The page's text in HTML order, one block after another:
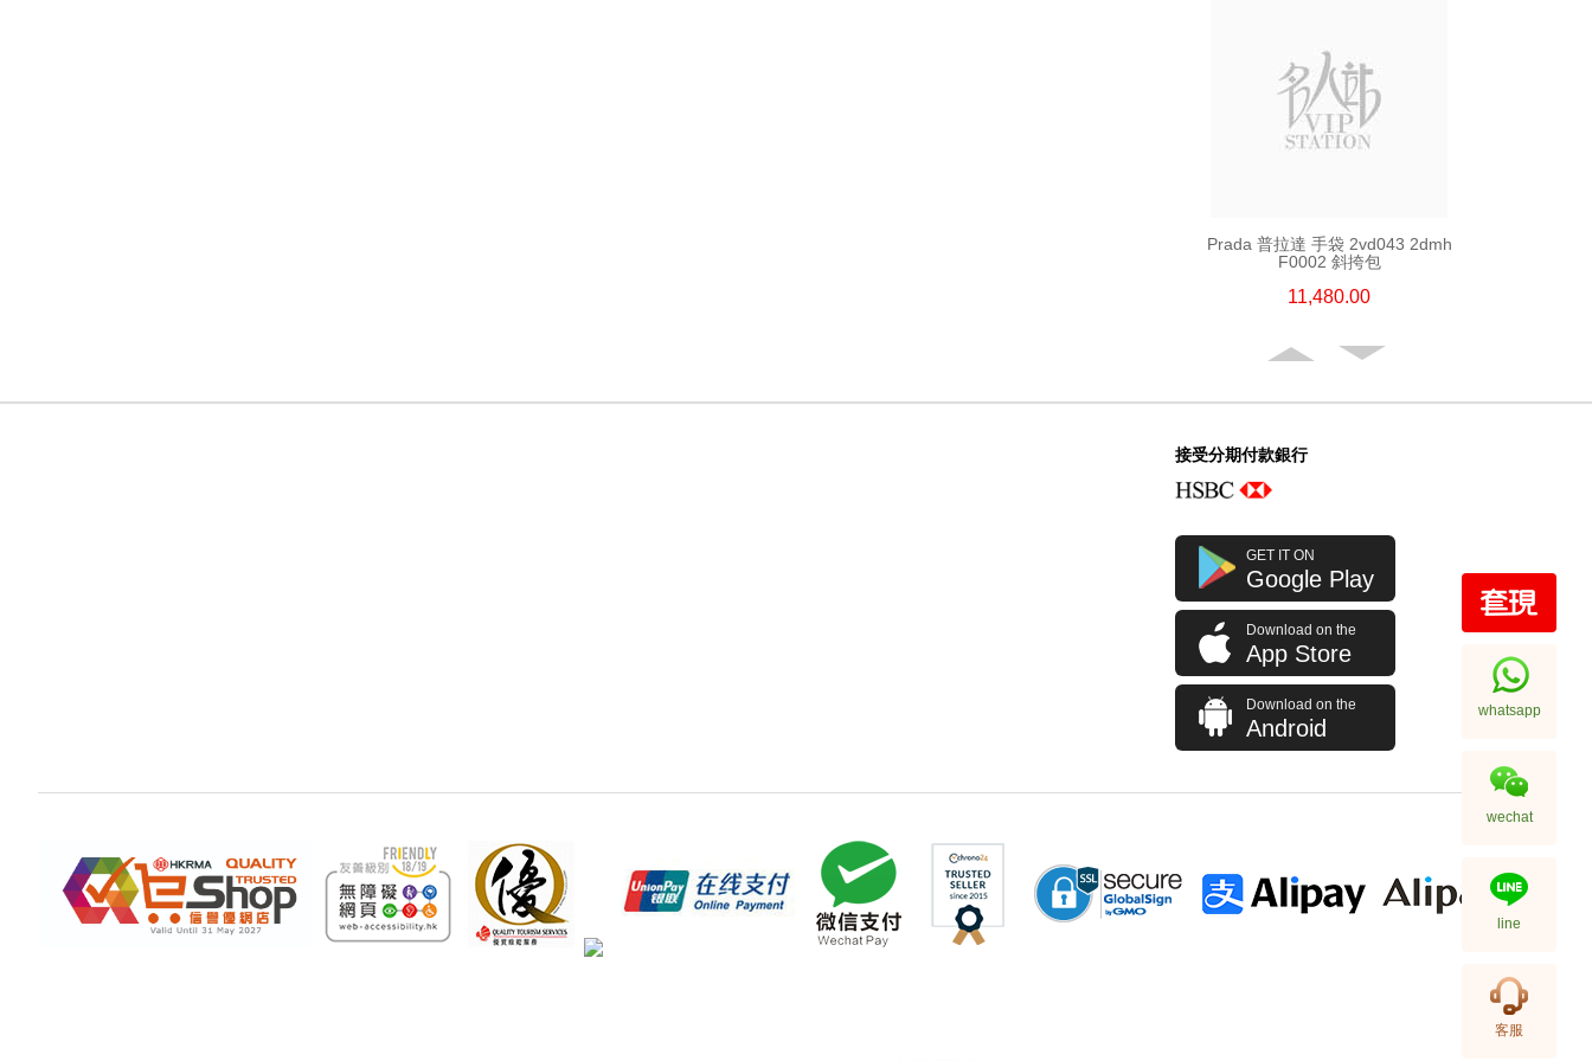
Prada 普拉達 手袋 2vd043 2dmh
F0002 斜挎包
11,480.00
Prada 普拉達 手袋 2vz034 2a6d
F0002 背包
11,800.00
接受分期付款銀行
GET IT ON
Google Play
Download on the
App Store
Download on the
Android
whatsapp
wechat
line
客服